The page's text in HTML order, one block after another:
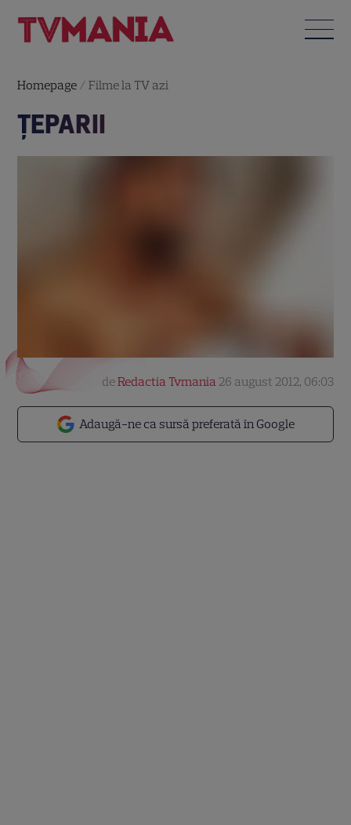
Homepage /Filme la TV azi
ŢEPARII
Adaugă-ne ca sursă preferată în Google
deRedactia Tvmania 26 august 2012, 06:03